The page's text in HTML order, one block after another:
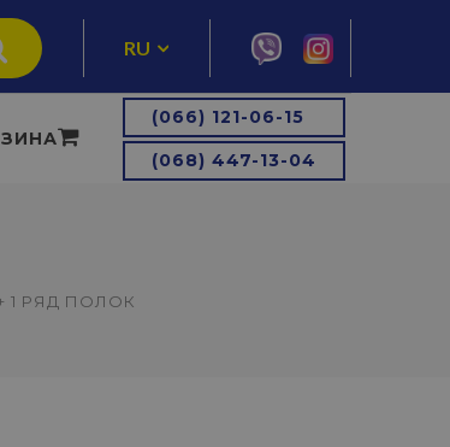
RU
(066) 121-06-15
(068) 447-13-04
1 РЯД ПОЛОК